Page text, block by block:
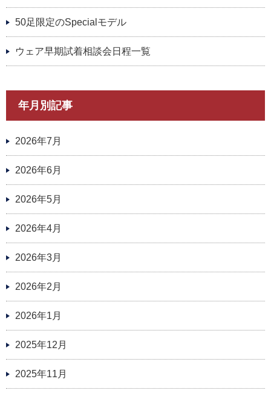
50足限定のSpecialモデル
ウェア早期試着相談会日程一覧
年月別記事
2026年7月
2026年6月
2026年5月
2026年4月
2026年3月
2026年2月
2026年1月
2025年12月
2025年11月